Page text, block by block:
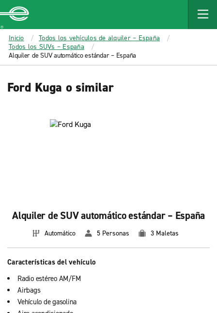
MAIN
CONTENT
Enterprise
Inicio
Todos los vehículos de alquiler – España
Todos los SUVs – España
Alquiler de SUV automático estándar – España
Ford Kuga o similar
Alquiler de SUV automático estándar – España
Automático 5 Personas 3 Maletas
Características del vehículo
Radio estéreo AM/FM
Airbags
Vehículo de gasolina